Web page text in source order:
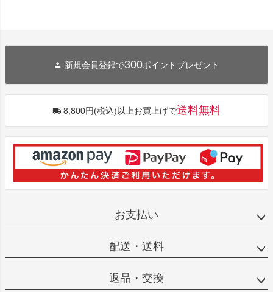
新規会員登録で300ポイントプレゼント
8,800円(税込)以上お買上げで送料無料
お支払い
配送・送料
返品・交換